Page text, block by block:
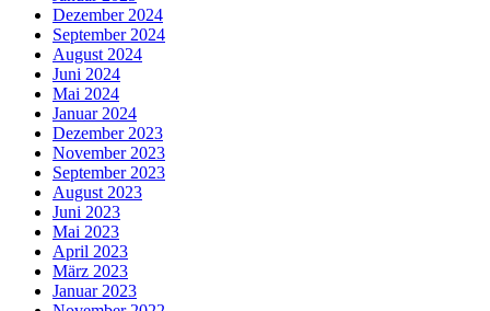
Dezember 2024
September 2024
August 2024
Juni 2024
Mai 2024
Januar 2024
Dezember 2023
November 2023
September 2023
August 2023
Juni 2023
Mai 2023
April 2023
März 2023
Januar 2023